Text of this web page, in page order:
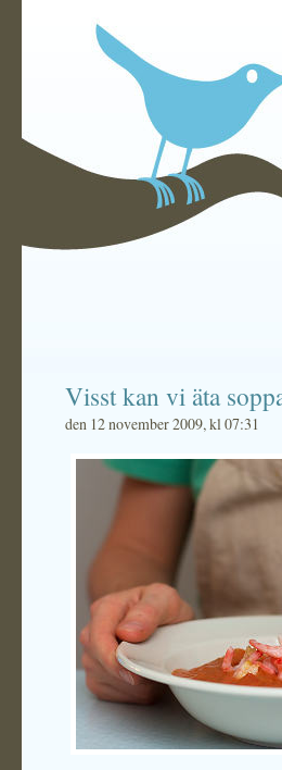
Visst kan vi äta
den 12 november 2009, kl 07:31